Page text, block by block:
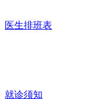
医生排班表
就诊须知